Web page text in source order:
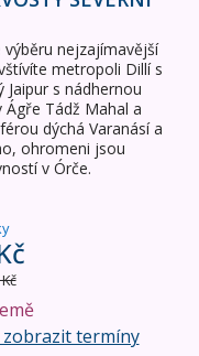
nejzajímavější
metropoli Dillí s
s nádhernou
Tádž Mahal a
dýchá Varanásí a
ohromeni jsou
v Órče.
zobrazit termíny